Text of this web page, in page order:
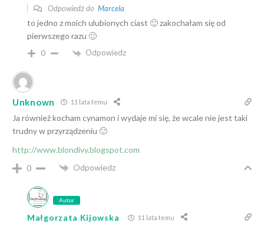
Odpowiedź do Marcela
to jedno z moich ulubionych ciast 🙂 zakochałam się od
pierwszego razu 🙂
0 Odpowiedz
Unknown 11 lata temu
Ja również kocham cynamon i wydaje mi się, że wcale nie jest taki
trudny w przyrządzeniu 🙂
http://www.blondivy.blogspot.com
0
Odpowiedz
Autor
Małgorzata Kijowska 11 lata temu